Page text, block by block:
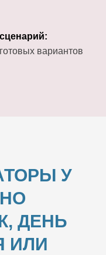
вариантов
У
ДЕНЬ
ИЛИ